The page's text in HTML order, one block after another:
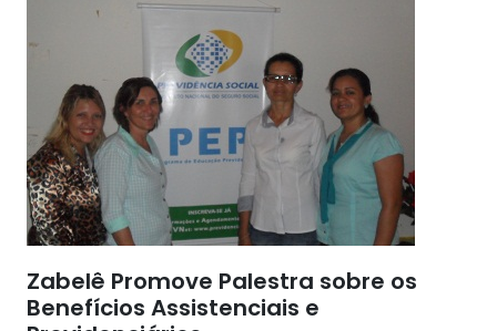
Zabelê Promove Palestra sobre os
Benefícios Assistenciais e